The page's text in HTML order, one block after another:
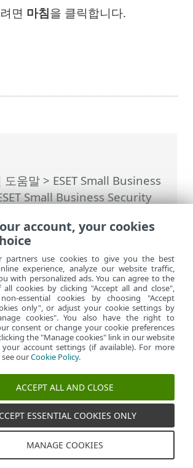
도움말 > ESET Small Business
Small Business Security
상세 정보 - 애플리케이션 실
면 마침을 클릭합니다.
트 보기
이스
Portal
spol. s
쿠키 관리
account, your cookies
partners use cookies to give you the best
experience, analyze our website traffic,
with personalized ads. You can agree to the
all cookies by clicking "Accept all and close",
essential cookies by choosing "Accept
only", or adjust your cookie settings by
cookies". You also have the right to
consent or change your cookie preferences
the "Manage cookies" link in our website
account settings (if available). For more
ourCookie Policy.
ACCEPT ALL AND CLOSE
ESSENTIAL COOKIES ONLY
MANAGE COOKIES